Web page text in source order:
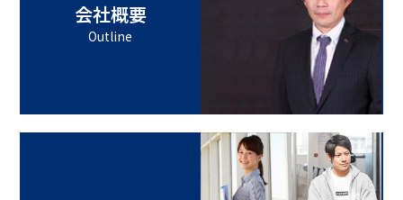
会社概要
Outline